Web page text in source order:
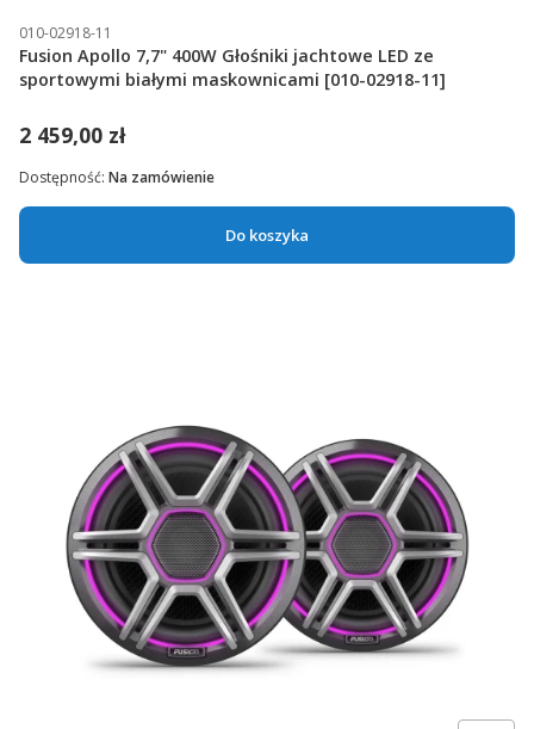
010-02918-11
Fusion Apollo 7,7" 400W Głośniki jachtowe LED ze
sportowymi białymi maskownicami [010-02918-11]
2 459,00 zł
Do koszyka
Dostępność: Na zamówienie